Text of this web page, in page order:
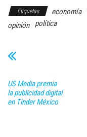
Etiquetas economía
opinión
política
US Media premia
la publicidad digital
en Tinder México